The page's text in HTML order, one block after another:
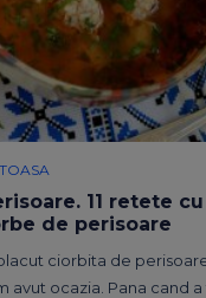
11 retete
de perisoare
ciorbita de
avut ocazia. Pana cand